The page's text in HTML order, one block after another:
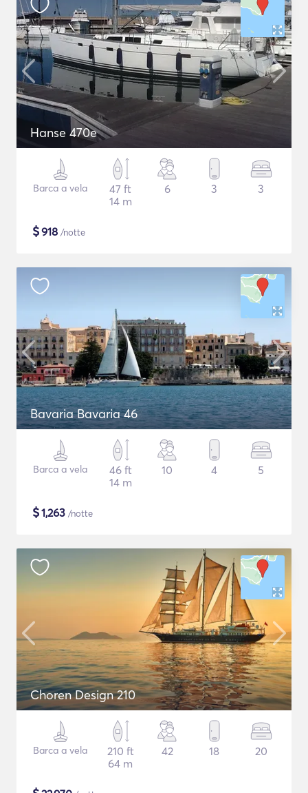
Hanse 470e
Barca a vela
47 ft
14 m
6 3 3
$918 /notte
Bavaria Bavaria 46
Barca a vela
46 ft
14 m
10 4 5
$1,263 /notte
Choren Design 210
Barca a vela
210 ft
64 m
42 18 20